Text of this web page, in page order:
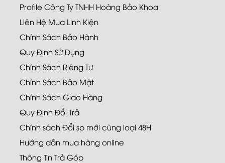
Profile Công Ty TNHH Hoàng Bảo Khoa
Liên Hệ Mua Linh Kiện
Chính Sách Bảo Hành
Quy Định Sử Dụng
Chính Sách Riêng Tư
Chính Sách Bảo Mật
Chính Sách Giao Hàng
Quy Định Đổi Trả
Chính sách Đổi sp mới cùng loại 48H
Hướng dẫn mua hàng online
Thông Tin Trả Góp